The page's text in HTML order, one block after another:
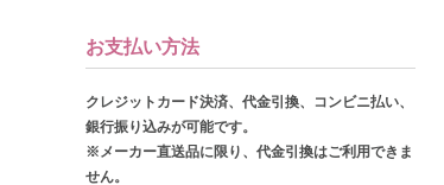
お支払い方法
クレジットカード決済、代金引換、コンビニ払い、
銀行振り込みが可能です。
※メーカー直送品に限り、代金引換はご利用できま
せん。